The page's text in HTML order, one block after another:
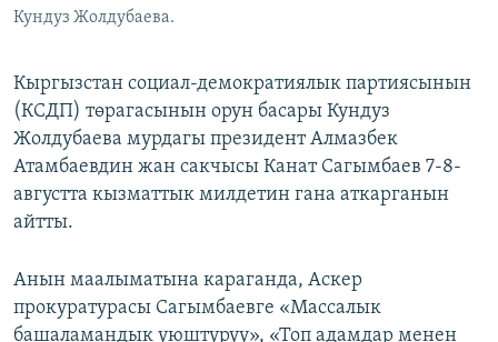
Кундуз Жолдубаева.
Кыргызстан социал-демократиялык партиясынын
(КСДП) төрагасынын орун басары Кундуз
Жолдубаева мурдагы президент Алмазбек
Атамбаевдин жан сакчысы Канат Сагымбаев 7-8-
августта кызматтык милдетин гана аткарганын
айтты.
Анын маалыматына караганда, Аскер
прокуратурасы Сагымбаевге «Массалык
башаламандык уюштуруу», «Топ адамдар менен